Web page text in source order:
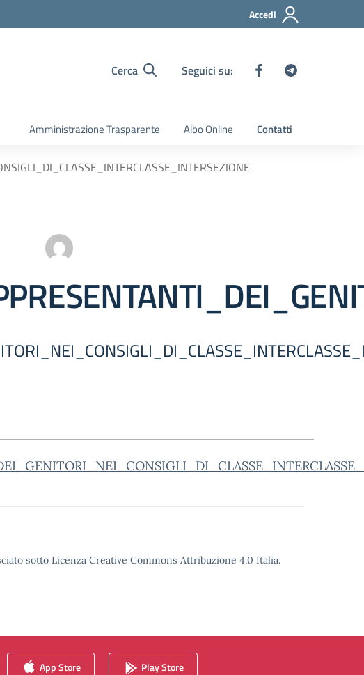
Accedi
Cerca Seguici su:
Amministrazione Trasparente Albo Online Contatti
sotto Licenza Creative Commons Attribuzione 4.0 Italia.
App Store Play Store